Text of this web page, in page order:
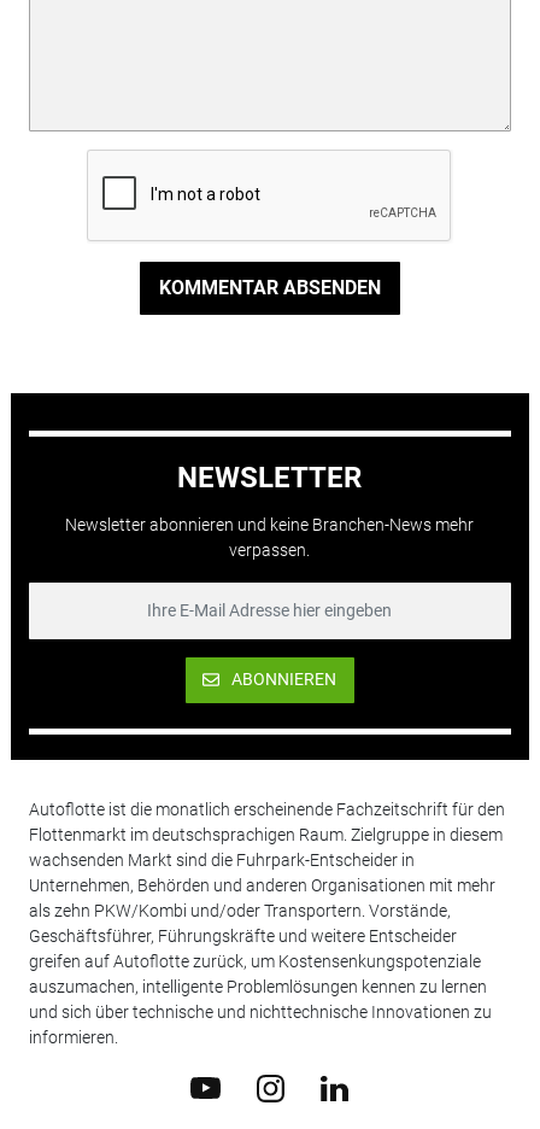
KOMMENTAR ABSENDEN
NEWSLETTER
Newsletter abonnieren und keine Branchen-News mehr
verpassen.
ABONNIEREN
Autoflotte ist die monatlich erscheinende Fachzeitschrift für den
Flottenmarkt im deutschsprachigen Raum. Zielgruppe in diesem
wachsenden Markt sind die Fuhrpark-Entscheider in
Unternehmen, Behörden und anderen Organisationen mit mehr
als zehn PKW/Kombi und/oder Transportern. Vorstände,
Geschäftsführer, Führungskräfte und weitere Entscheider
greifen auf Autoflotte zurück, um Kostensenkungspotenziale
auszumachen, intelligente Problemlösungen kennen zu lernen
und sich über technische und nichttechnische Innovationen zu
informieren.